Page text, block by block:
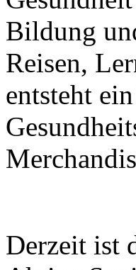
Bildung
Reisen,
entsteht
Derzeit ist